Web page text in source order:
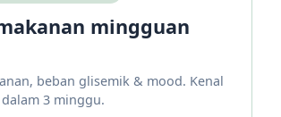
mingguan
beban glisemik & mood. Kenal
3 minggu.